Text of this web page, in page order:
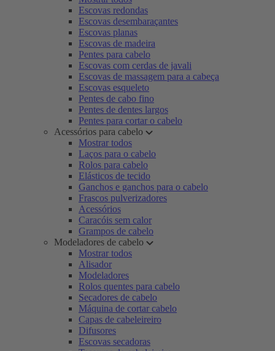
Escovas redondas
Escovas desembaraçantes
Escovas planas
Escovas de madeira
Pentes para cabelo
Escovas com cerdas de javali
Escovas de massagem para a cabeça
Escovas esqueleto
Pentes de cabo fino
Pentes de dentes largos
Pentes para cortar o cabelo
Acessórios para cabelo
Mostrar todos
Laços para o cabelo
Rolos para cabelo
Elásticos de tecido
Ganchos e ganchos para o cabelo
Frascos pulverizadores
Acessórios
Caracóis sem calor
Grampos de cabelo
Modeladores de cabelo
Mostrar todos
Alisador
Modeladores
Rolos quentes para cabelo
Secadores de cabelo
Máquina de cortar cabelo
Capas de cabeleireiro
Difusores
Escovas secadoras